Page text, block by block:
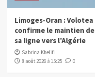
Limoges-Oran : Volotea
confirme le maintien de
sa ligne vers l’Algérie
Sabrina Khelifi
8 août 2026 à 15:25
0